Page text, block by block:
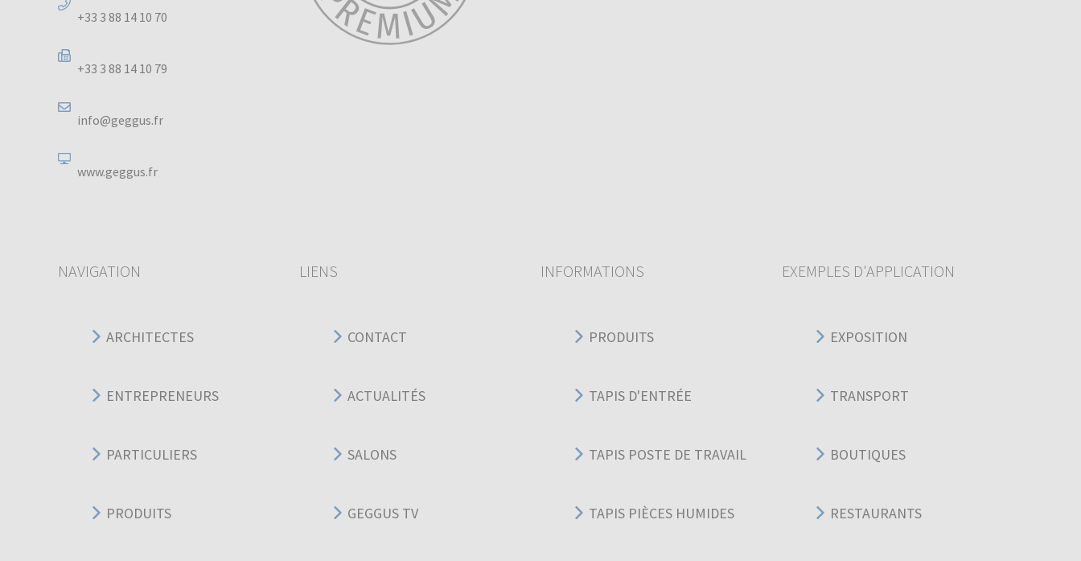
+33 3 88 14 10 70
+33 3 88 14 10 79
info@geggus.fr
www.geggus.fr
NAVIGATION
ARCHITECTES
ENTREPRENEURS
PARTICULIERS
PRODUITS
LIENS
CONTACT
ACTUALITÉS
SALONS
GEGGUS TV
INFORMATIONS
PRODUITS
TAPIS D'ENTRÉE
TAPIS POSTE DE TRAVAIL
TAPIS PIÈCES HUMIDES
EXEMPLES D'APPLICATION
EXPOSITION
TRANSPORT
BOUTIQUES
RESTAURANTS